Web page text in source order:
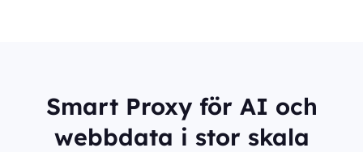
Smart Proxy för AI och
webbdata i stor skala